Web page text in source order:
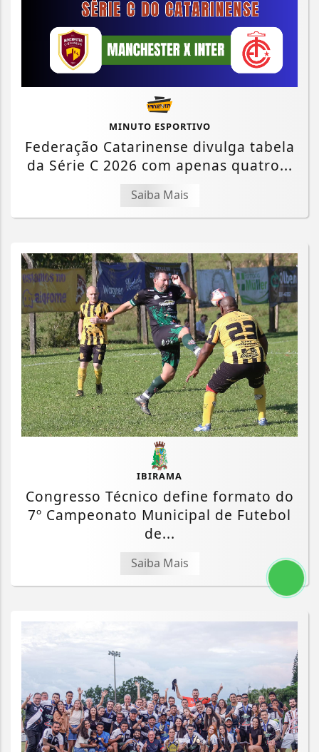
MINUTO ESPORTIVO
Federação Catarinense divulga tabela
da Série C 2026 com apenas quatro...
Saiba Mais
IBIRAMA
Congresso Técnico define formato do
7º Campeonato Municipal de Futebol
de...
Saiba Mais